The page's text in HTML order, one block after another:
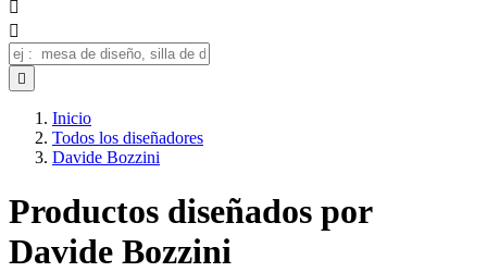



Inicio
Todos los diseñadores
Davide Bozzini
Productos diseñados por
Davide Bozzini